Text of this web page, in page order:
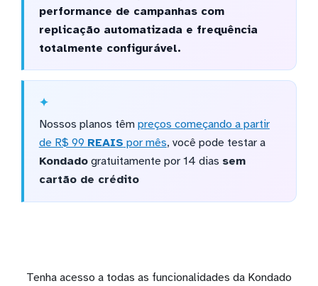
performance de campanhas com
replicação automatizada e frequência
totalmente configurável.
Nossos planos têm preços começando a partir
de R$ 99 REAIS por mês, você pode testar a
Kondadogratuitamente por 14 dias sem
cartão de crédito
Tenha acesso a todas as funcionalidades da Kondado